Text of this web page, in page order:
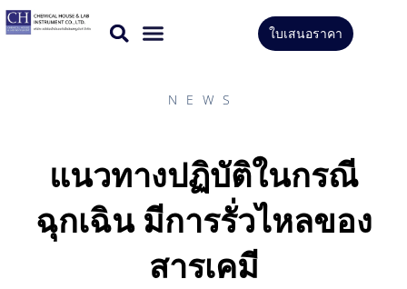
Skip
to
ใบเสนอราคา
NEWS
แนวทางปฏิบัติในกรณี
ฉุกเฉิน มีการรั่วไหลของ
สารเคมี